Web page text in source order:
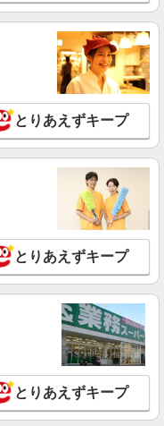
円 ※経験・能力に
ヶ月※勤務内容による）は
花岡町1-1 ヨドバシ
詳細を見る
験により考慮）
都千代田区有楽町2-7-1）
詳細を見る
ト］時給1,250円以上(高校
※昇給あり
都千代田区外神田1-17-6
とりあえずキープ
とりあえずキープ
とりあえずキープ